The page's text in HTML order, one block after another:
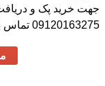
جهت خرید پک و
09120163275 تماس بگیرید.